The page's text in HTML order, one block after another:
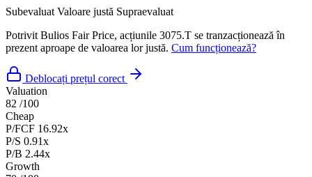
Subevaluat Valoare justă Supraevaluat
Potrivit Bulios Fair Price, acțiunile 3075.T se tranzacționează în
prezent aproape de valoarea lor justă. Cum funcționează?
Deblocați prețul corect
Valuation
82 /100
Cheap
P/FCF 16.92x
P/S 0.91x
P/B 2.44x
Growth